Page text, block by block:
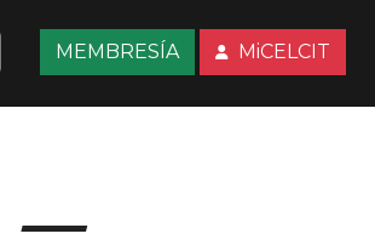
MEMBRESÍA MiCELCIT